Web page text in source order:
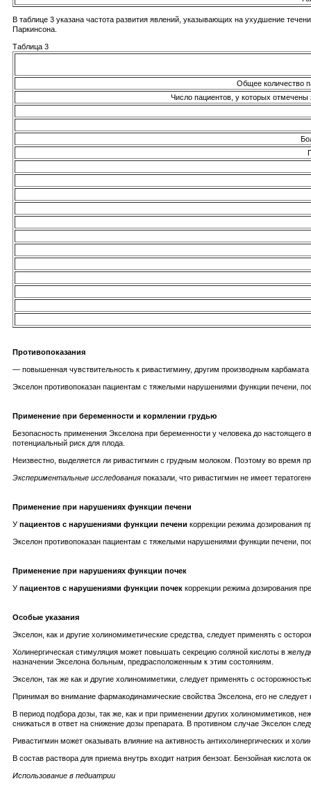
В таблице 3 указана частота развития явлений, указывающих на ухудшение
Паркинсона.
Таблица 3
Общее количество
Число пациентов, у которых
Противопоказания
— повышенная чувствительность к ривастигмину, другим производным
Экселон противопоказан пациентам с тяжелыми нарушениями функции печени,
Применение при беременности и кормлении грудью
Безопасность применения Экселона при беременности у человека до
потенциальный риск для плода.
Неизвестно, выделяется ли ривастигмин с грудным молоком. Поэтому во время
Экспериментальные исследования показали, что ривастигмин не имеет
Применение при нарушениях функции печени
У пациентов с нарушениями функции печени коррекции режима дозирования
Экселон противопоказан пациентам с тяжелыми нарушениями функции печени,
Применение при нарушениях функции почек
У пациентов с нарушениями функции почек коррекции режима дозирования
Особые указания
Экселон, как и другие холиномиметические средства, следует применять с
Холинергическая стимуляция может повышать секрецию соляной кислоты в
назначении Экселона больным, предрасположенным к этим состояниям.
Экселон, так же как и другие холиномиметики, следует применять с
Принимая во внимание фармакодинамические свойства Экселона, его не
В период подбора дозы, так же, как и при применении других холиномиметиков,
снижаться в ответ на снижение дозы препарата. В противном случае Экселон
Ривастигмин может оказывать влияние на активность антихолинергических и
В состав раствора для приема внутрь входит натрия бензоат. Бензойная
Использование в педиатрии